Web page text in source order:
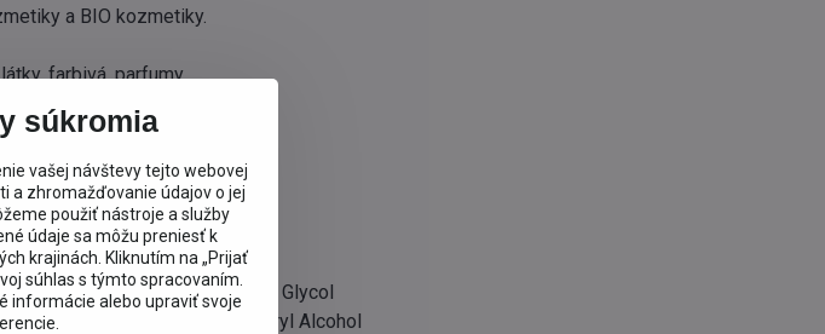
a BIO kozmetiky.
farbivá, parfumy.
z ropy.
Oil Slnečnicový olej Pentylene Glycol
(Castor) Seed Oil Cetearyl Alcohol
súkromia
vašej návštevy tejto webovej
a zhromažďovanie údajov o jej
použiť nástroje a služby
údaje sa môžu preniesť k
krajinách. Kliknutím na „Prijať
súhlas s týmto spracovaním.
informácie alebo upraviť svoje